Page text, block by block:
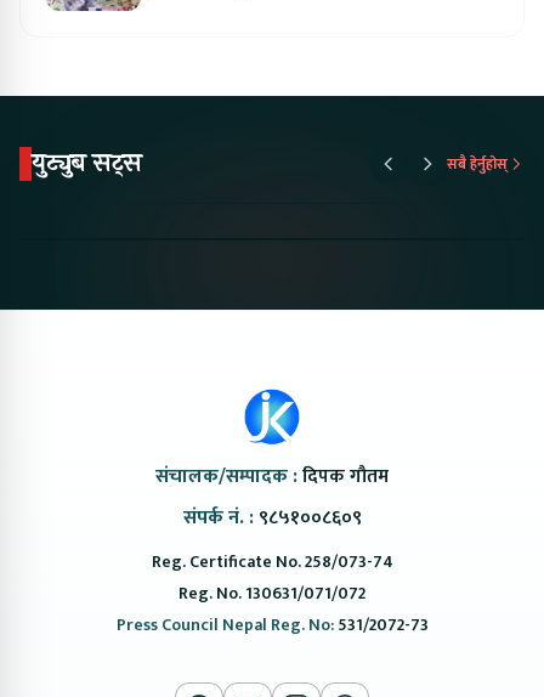
युट्युब सट्स सबै हेर्नुहोस्
संचालक/सम्पादक :दिपक गौतम
संपर्क नं. : ९८५१००८६०९
Reg. Certificate No. 258/073-74
Reg. No. 130631/071/072
Press Council Nepal Reg. No:531/2072-73